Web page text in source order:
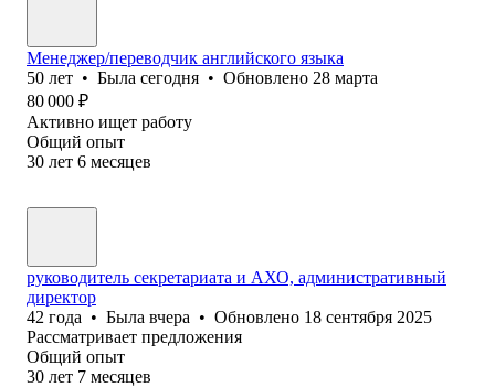
Менеджер/переводчик английского языка
50 лет • Была сегодня • Обновлено 28 марта
80 000 ₽
Активно ищет работу
Общий опыт
30 лет 6 месяцев
руководитель секретариата и АХО, административный
директор
42 года • Была вчера • Обновлено 18 сентября 2025
Рассматривает предложения
Общий опыт
30 лет 7 месяцев